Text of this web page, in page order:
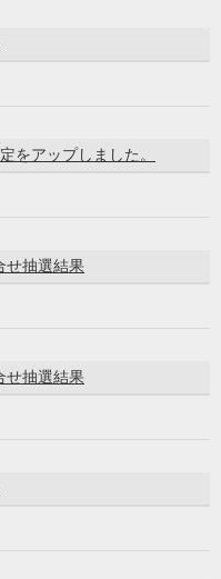
をアップしました。
せ抽選結果
せ抽選結果